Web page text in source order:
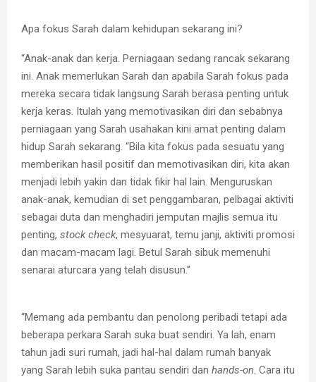
Apa fokus Sarah dalam kehidupan sekarang ini?
“Anak-anak dan kerja. Perniagaan sedang rancak sekarang
ini. Anak memerlukan Sarah dan apabila Sarah fokus pada
mereka secara tidak langsung Sarah berasa penting untuk
kerja keras. Itulah yang memotivasikan diri dan sebabnya
perniagaan yang Sarah usahakan kini amat penting dalam
hidup Sarah sekarang. “Bila kita fokus pada sesuatu yang
memberikan hasil positif dan memotivasikan diri, kita akan
menjadi lebih yakin dan tidak fikir hal lain. Menguruskan
anak-anak, kemudian di set penggambaran, pelbagai aktiviti
sebagai duta dan menghadiri jemputan majlis semua itu
penting, stock check, mesyuarat, temu janji, aktiviti promosi
dan macam-macam lagi. Betul Sarah sibuk memenuhi
senarai aturcara yang telah disusun.”
“Memang ada pembantu dan penolong peribadi tetapi ada
beberapa perkara Sarah suka buat sendiri. Ya lah, enam
tahun jadi suri rumah, jadi hal-hal dalam rumah banyak
yang Sarah lebih suka pantau sendiri dan hands-on . Cara itu